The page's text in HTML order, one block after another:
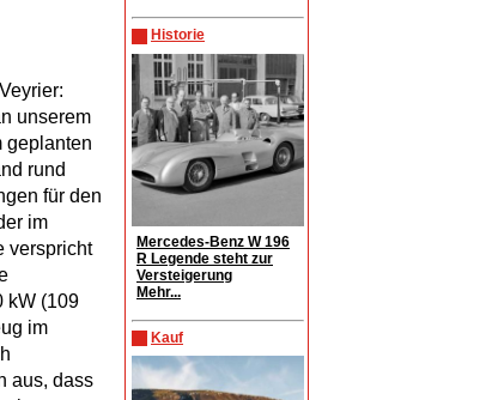
Historie
Mercedes-Benz W 196
R Legende steht zur
Versteigerung
Mehr...
Kauf
unserem
geplanten
rund
für den
im
verspricht
kW (109
im
aus, dass